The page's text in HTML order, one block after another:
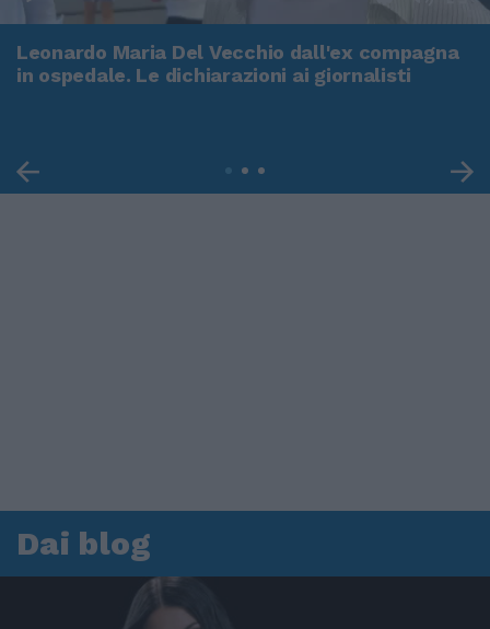
Leonardo Maria Del Vecchio dall'ex compagna
in ospedale. Le dichiarazioni ai giornalisti
Dai blog